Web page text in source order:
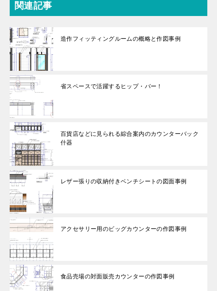
関連記事
造作フィッティングルームの概略と作図事例
省スペースで活躍するヒップ・バー！
百貨店などに見られる綜合案内のカウンターバック
什器
レザー張りの収納付きベンチシートの図面事例
アクセサリー用のビッグカウンターの作図事例
食品売場の対面販売カウンターの作図事例